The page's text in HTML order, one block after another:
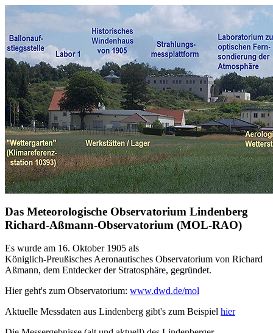
Das Meteorologische Observatorium Lindenberg
Richard-Aßmann-Observatorium (MOL-RAO)
Es wurde am 16. Oktober 1905 als
Königlich-Preußisches Aeronautisches Observatorium von Richard
Aßmann, dem Entdecker der Stratosphäre, gegründet.
Hier geht's zum Observatorium: www.dwd.de/mol
Aktuelle Messdaten aus Lindenberg gibt's zum Beispiel hier